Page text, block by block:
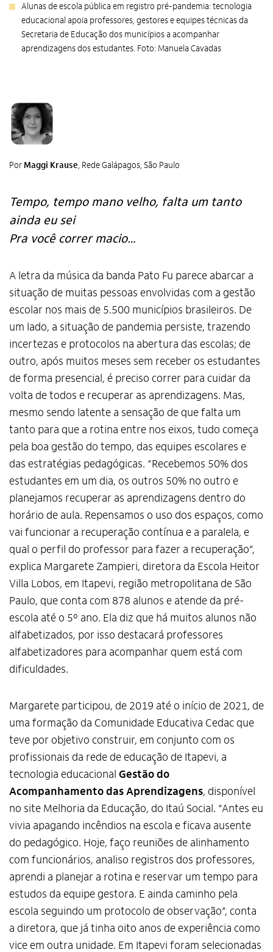
Alunas de escola pública em registro pré-pandemia: tecnologia
educacional apoia professores, gestores e equipes técnicas da
Secretaria de Educação dos municípios a acompanhar
aprendizagens dos estudantes. Foto: Manuela Cavadas
PorMaggi Krause, Rede Galápagos, São Paulo
Tempo, tempo mano velho, falta um tanto
ainda eu sei
Pra você correr macio…
A letra da música da banda Pato Fu parece abarcar a
situação de muitas pessoas envolvidas com a gestão
escolar nos mais de 5.500 municípios brasileiros. De
um lado, a situação de pandemia persiste, trazendo
incertezas e protocolos na abertura das escolas; de
outro, após muitos meses sem receber os estudantes
de forma presencial, é preciso correr para cuidar da
volta de todos e recuperar as aprendizagens. Mas,
mesmo sendo latente a sensação de que falta um
tanto para que a rotina entre nos eixos, tudo começa
pela boa gestão do tempo, das equipes escolares e
das estratégias pedagógicas. “Recebemos 50% dos
estudantes em um dia, os outros 50% no outro e
planejamos recuperar as aprendizagens dentro do
horário de aula. Repensamos o uso dos espaços, como
vai funcionar a recuperação contínua e a paralela, e
qual o perfil do professor para fazer a recuperação”,
explica Margarete Zampieri, diretora da Escola Heitor
Villa Lobos, em Itapevi, região metropolitana de São
Paulo, que conta com 878 alunos e atende da pré-
escola até o 5º ano. Ela diz que há muitos alunos não
alfabetizados, por isso destacará professores
alfabetizadores para acompanhar quem está com
dificuldades.
Margarete participou, de 2019 até o início de 2021, de
uma formação da Comunidade Educativa Cedac que
teve por objetivo construir, em conjunto com os
profissionais da rede de educação de Itapevi, a
tecnologia educacional Gestão do
Acompanhamento das Aprendizagens, disponível
no site Melhoria da Educação, do Itaú Social. “Antes eu
vivia apagando incêndios na escola e ficava ausente
do pedagógico. Hoje, faço reuniões de alinhamento
com funcionários, analiso registros dos professores,
aprendi a planejar a rotina e reservar um tempo para
estudos da equipe gestora. E ainda caminho pela
escola seguindo um protocolo de observação”, conta
a diretora, que já tinha oito anos de experiência como
vice em outra unidade. Em Itapevi foram selecionadas